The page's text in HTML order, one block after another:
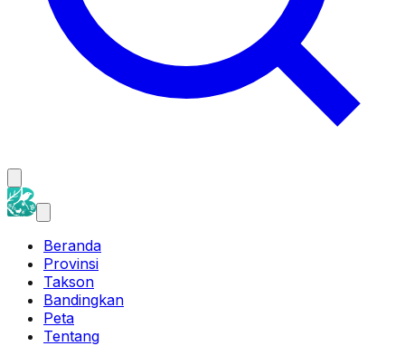
Beranda
Provinsi
Takson
Bandingkan
Peta
Tentang